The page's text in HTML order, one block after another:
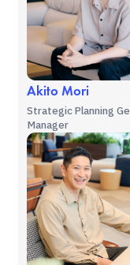
Akito Mori
Strategic Planning
Manager